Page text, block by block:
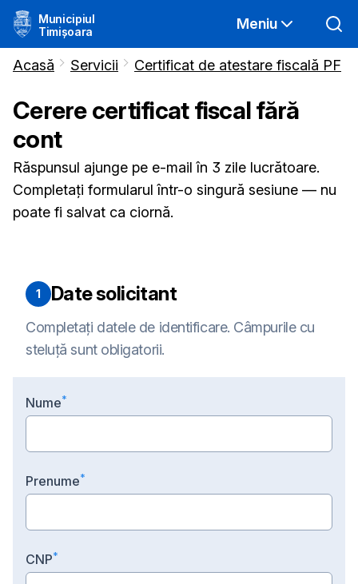
Municipiul
Timișoara
Meniu
Acasă Servicii Certificat de atestare fiscală PF
Cerere certificat fiscal fără
cont
Răspunsul ajunge pe e-mail în 3 zile lucrătoare.
Completați formularul într-o singură sesiune — nu
poate fi salvat ca ciornă.
1 Date solicitant
Completați datele de identificare. Câmpurile cu
steluță sunt obligatorii.
Nume*
Prenume*
CNP*